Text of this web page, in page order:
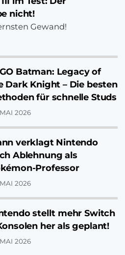
nicht!
Gewand!
Batman: Legacy of
Dark Knight – Die besten
für schnelle Studs
2026
verklagt Nintendo
Ablehnung als
Professor
2026
stellt mehr Switch
her als geplant!
2026